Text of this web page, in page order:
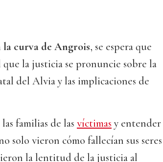
la curva de Angrois, se espera que
que la justicia se pronuncie sobre la
del Alvia y las implicaciones de
familias de las víctimas y entender
solo vieron cómo fallecían sus seres
la lentitud de la justicia al